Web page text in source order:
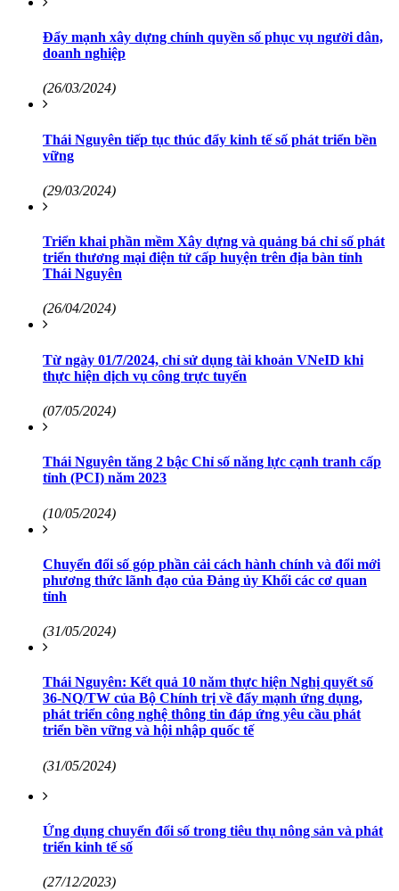
Đẩy mạnh xây dựng chính quyền số phục vụ người dân,
doanh nghiệp
(26/03/2024)
Thái Nguyên tiếp tục thúc đẩy kinh tế số phát triển bền
vững
(29/03/2024)
Triển khai phần mềm Xây dựng và quảng bá chỉ số phát
triển thương mại điện tử cấp huyện trên địa bàn tỉnh
Thái Nguyên
(26/04/2024)
Từ ngày 01/7/2024, chỉ sử dụng tài khoản VNeID khi
thực hiện dịch vụ công trực tuyến
(07/05/2024)
Thái Nguyên tăng 2 bậc Chỉ số năng lực cạnh tranh cấp
tỉnh (PCI) năm 2023
(10/05/2024)
Chuyển đổi số góp phần cải cách hành chính và đổi mới
phương thức lãnh đạo của Đảng ủy Khối các cơ quan
tỉnh
(31/05/2024)
Thái Nguyên: Kết quả 10 năm thực hiện Nghị quyết số
36-NQ/TW của Bộ Chính trị về đẩy mạnh ứng dụng,
phát triển công nghệ thông tin đáp ứng yêu cầu phát
triển bền vững và hội nhập quốc tế
(31/05/2024)
Ứng dụng chuyển đổi số trong tiêu thụ nông sản và phát
triển kinh tế số
(27/12/2023)